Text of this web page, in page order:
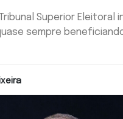
Tribunal Superior Eleitoral
sempre